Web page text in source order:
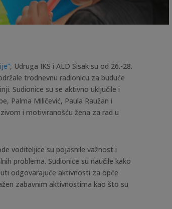
, Udruga IKS i ALD Sisak su od 26.-28.
trodnevnu radionicu za buduće
Sudionice su se aktivno uključile i
Palma Miličević, Paula Raužan i
i motiviranošću žena za rad u
voditeljice su pojasnile važnost i
problema. Sudionice su naučile kako
odgovarajuće aktivnosti za opće
zabavnim aktivnostima kao što su